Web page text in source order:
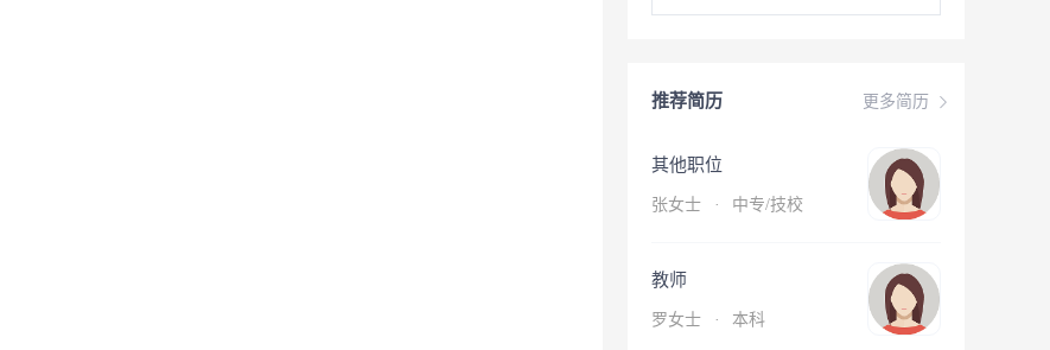
更多简历
推荐简历
其他职位
张女士 · 中专/技校
教师
罗女士 · 本科